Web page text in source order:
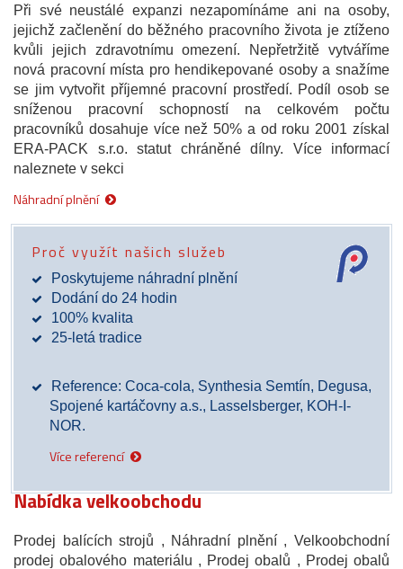
Při své neustálé expanzi nezapomínáme ani na osoby,
jejichž začlenění do běžného pracovního života je ztíženo
kvůli jejich zdravotnímu omezení. Nepřetržitě vytváříme
nová pracovní místa pro hendikepované osoby a snažíme
se jim vytvořit příjemné pracovní prostředí. Podíl osob se
sníženou pracovní schopností na celkovém počtu
pracovníků dosahuje více než 50% a od roku 2001 získal
ERA-PACK s.r.o. statut chráněné dílny. Více informací
naleznete v sekci
Náhradní plnění
Proč využít našich služeb
Poskytujeme náhradní plnění
Dodání do 24 hodin
100% kvalita
25-letá tradice
Reference: Coca-cola, Synthesia Semtín, Degusa,
Spojené kartáčovny a.s., Lasselsberger, KOH-I-
NOR.
Více referencí
Nabídka velkoobchodu
Prodej balících strojů , Náhradní plnění , Velkoobchodní
prodej obalového materiálu , Prodej obalů , Prodej obalů